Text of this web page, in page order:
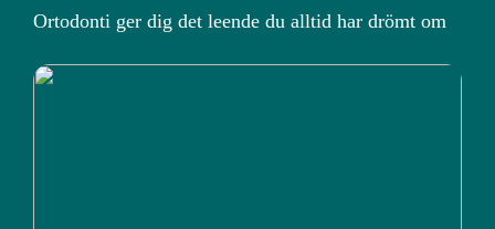
Ortodonti ger dig det leende du alltid har drömt om